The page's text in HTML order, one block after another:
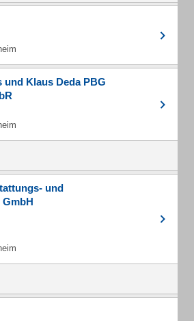
Klaus Deda PBG
und